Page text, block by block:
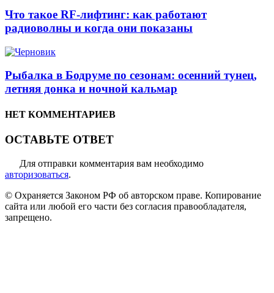
Что такое RF-лифтинг: как работают
радиоволны и когда они показаны
Рыбалка в Бодруме по сезонам: осенний тунец,
летняя донка и ночной кальмар
НЕТ КОММЕНТАРИЕВ
ОСТАВЬТЕ ОТВЕТ
Для отправки комментария вам необходимо
авторизоваться.
© Охраняется Законом РФ об авторском праве. Копирование
сайта или любой его части без согласия правообладателя,
запрещено.